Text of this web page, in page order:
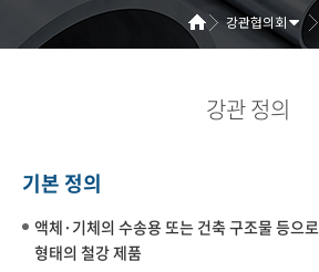
강관협의회
강관 정의
기본 정의
액체·기체의 수송용 또는 건축 구조물 등으
형태의 철강 제품